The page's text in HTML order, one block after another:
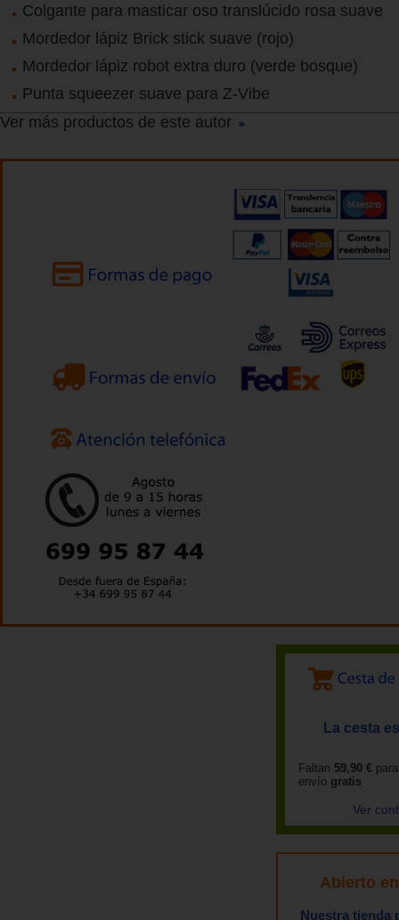
Colgante para masticar oso translúcido rosa suave
Mordedor lápiz Brick stick suave (rojo)
Mordedor lápiz robot extra duro (verde bosque)
Punta squeezer suave para Z-Vibe
Ver más productos de este autor
La cesta
Faltan 59,90 €
envío gratis
Ver
Abierto
Nuestra tienda